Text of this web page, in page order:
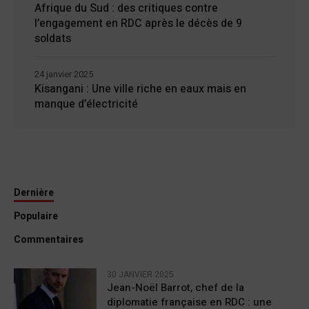
Afrique du Sud : des critiques contre
l’engagement en RDC après le décès de 9
soldats
Kisangani : Une ville riche en eaux mais en
manque d’électricité
24 janvier 2025
Dernière
Populaire
Commentaires
30 JANVIER 2025
Jean-Noël Barrot, chef de la
diplomatie française en RDC : une